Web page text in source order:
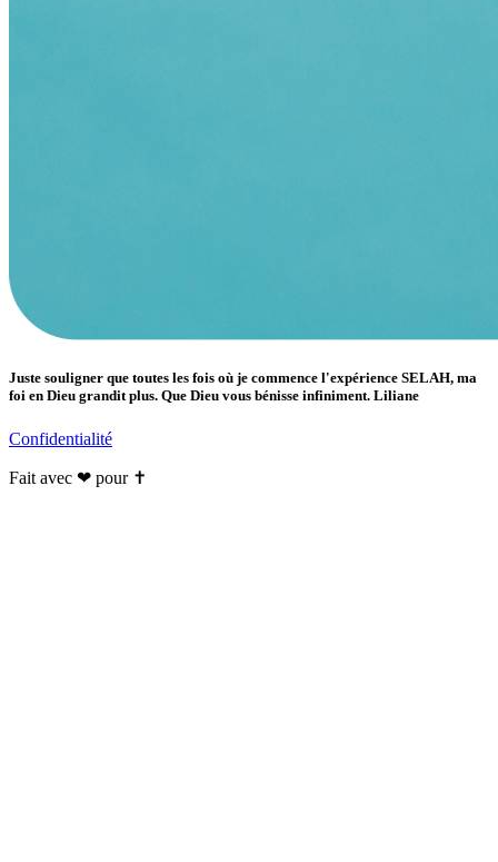
Juste souligner que toutes les fois où je commence l'expérience SELAH, ma
foi en Dieu grandit plus. Que Dieu vous bénisse infiniment. Liliane
Confidentialité
Fait avec ❤ pour ✝️️